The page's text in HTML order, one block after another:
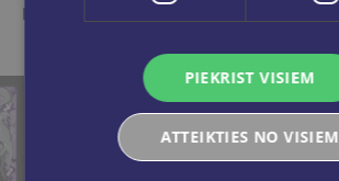
Ieskaties, varbūt noder
PIEKRIST VISIEM
ATTEIKTIES NO VISIEM